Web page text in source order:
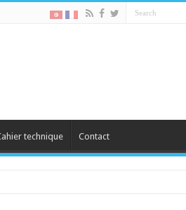
technique Contact